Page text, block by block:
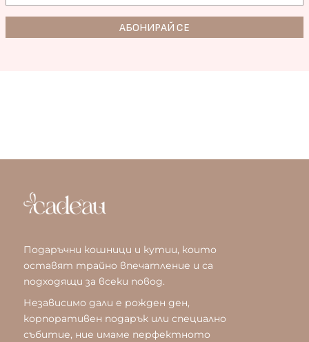
Подаръчни кошници и кутии, които
оставят трайно впечатление и са
подходящи за всеки повод.
Независимо дали е рожден ден,
корпоративен подарък или специално
събитие, ние имаме перфектното